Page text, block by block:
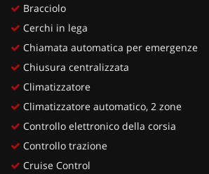
Bracciolo
Cerchi in lega
Chiamata automatica per emergenze
Chiusura centralizzata
Climatizzatore
Climatizzatore automatico, 2 zone
Controllo elettronico della corsia
Controllo trazione
Cruise Control